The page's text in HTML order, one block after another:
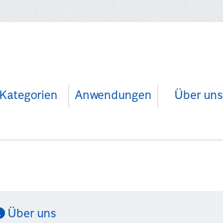
Kategorien Anwendungen Über uns
Über uns